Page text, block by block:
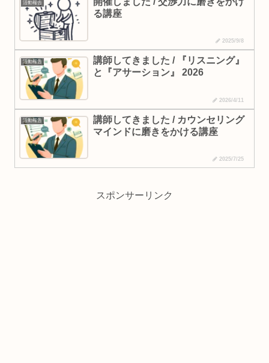
活動報告
る講座
2025/9/8
活動報告
講師してきました / 『リスニング』
と『アサーション』 2026
2026/4/11
活動報告
講師してきました / カウンセリング
マインドに磨きをかける講座
2025/7/25
スポンサーリンク